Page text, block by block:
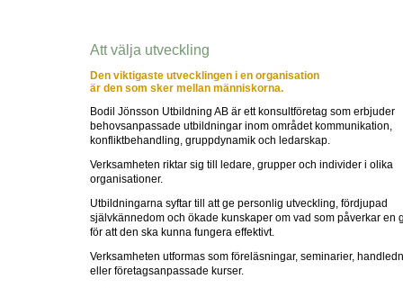
Att välja utveckling
Den viktigaste utvecklingen i en organisation
är den som sker mellan människorna.
Bodil Jönsson Utbildning AB är ett konsultföretag som erbjuder
behovsanpassade utbildningar inom området kommunikation,
konfliktbehandling, gruppdynamik och ledarskap.
Verksamheten riktar sig till ledare, grupper och individer i olika
organisationer.
Utbildningarna syftar till att ge personlig utveckling, fördjupad
självkännedom och ökade kunskaper om vad som påverkar en
för att den ska kunna fungera effektivt.
Verksamheten utformas som föreläsningar, seminarier,
eller företagsanpassade kurser.